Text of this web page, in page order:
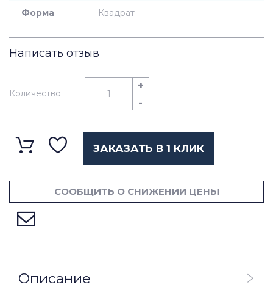
Форма Квадрат
Написать отзыв
Количество
+
-
ЗАКАЗАТЬ В 1 КЛИК
СООБЩИТЬ О СНИЖЕНИИ ЦЕНЫ
Описание